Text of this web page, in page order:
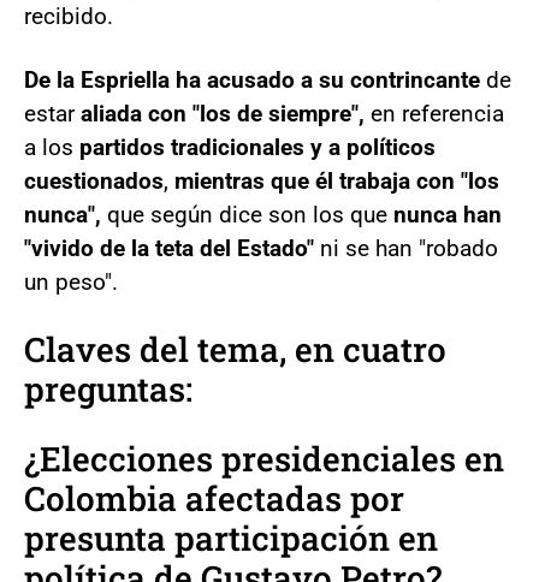
recibido.
De la Espriella ha acusado a su contrincante de
estaraliada con "los de siempre", en referencia
a los partidos tradicionales y a políticos
cuestionados, mientras que él trabaja con "los
nunca", que según dice son los que nunca han
"vivido de la teta del Estado" ni se han "robado
un peso".
Claves del tema, en cuatro
preguntas:
¿Elecciones presidenciales en
Colombia afectadas por
presunta participación en